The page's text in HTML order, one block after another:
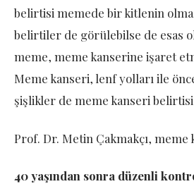
belirtisi memede bir kitlenin
belirtiler de görülebilse de esas
meme, meme kanserine işaret
Meme kanseri, lenf yolları ile
şişlikler de meme kanseri
Prof. Dr. Metin Çakmakçı,
40 yaşından sonra düzenli